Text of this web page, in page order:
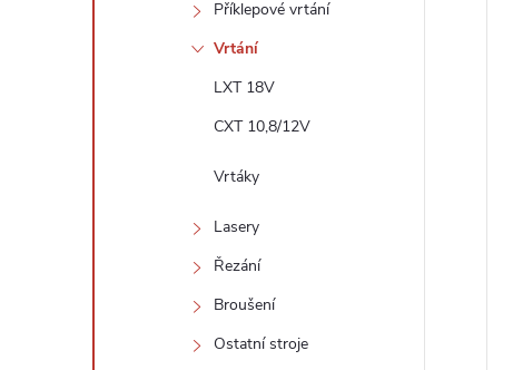
Příklepové vrtání
Vrtání
LXT 18V
CXT 10,8/12V
Vrtáky
Lasery
Řezání
Broušení
Ostatní stroje